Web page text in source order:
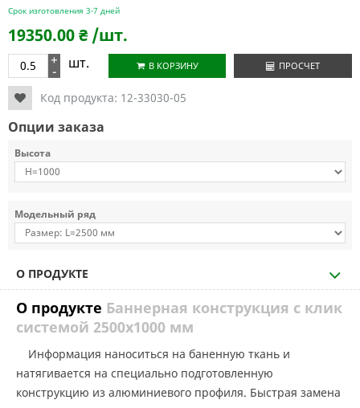
Срок изготовления 3-7 дней
19350.00₴ /шт.
+
- шт. В КОРЗИНУ ПРОСЧЕТ
Код продукта: 12-33030-05
Опции заказа
Высота
Модельный ряд
О ПРОДУКТЕ
О продукте Баннерная конструкция с клик
системой 2500х1000 мм
Информация наноситься на баненную ткань и
натягивается на специально подготовленную
конструкцию из алюминиевого профиля. Быстрая замена